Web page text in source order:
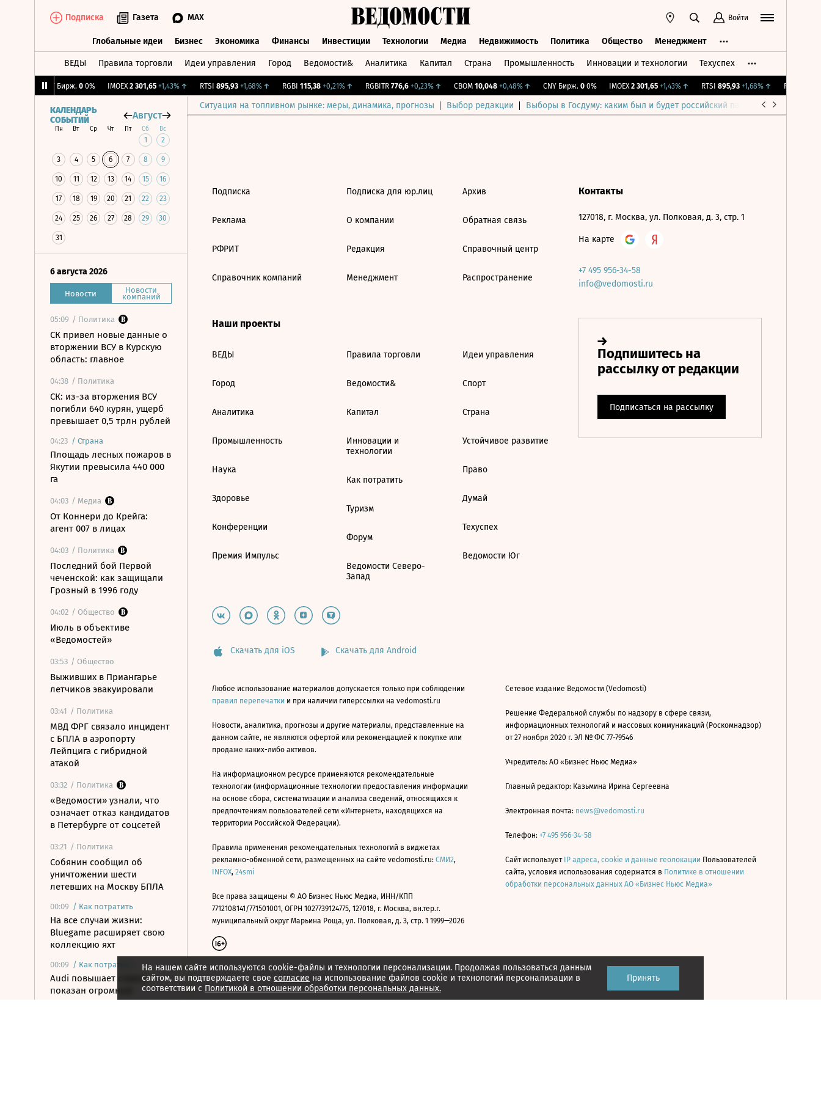
Подписка Газета MAX Войти
Глобальные идеи Бизнес Экономика Финансы Инвестиции Технологии Медиа Недвижимость Политика Общество Менеджмент
ВЕДЫ Правила торговли Идеи управления Город Ведомости& Аналитика Капитал Страна Промышленность Инновации и технологии Техуспех
CNY Бирж. 0 0% IMOEX 2 301,65 +1,43%↑ RTSI 895,93 +1,68%↑ RGBI 115,38 +0,21%↑ RGBITR 776,6 +0,23%↑ CBOM 10,048 +0,48%↑ CNY Бирж. 0 0% IMOEX 2 301,65 +1,43%↑ RTSI 895,93 +1,68%↑ RGBI
Ситуация на топливном рынке: меры, динамика, прогнозы Выбор редакции Выборы в Госдуму: каким был и будет российский парламент
КАЛЕНДАРЬ
СОБЫТИЙ
Август
Пн Вт Ср Чт Пт Сб Вс
1 2
3 4 5 6 7 8 9
10 11 12 13 14 15 16
17 18 19 20 21 22 23
24 25 26 27 28 29 30
31
6 августа 2026
Новости Новости
компаний
05:09 / Политика
СК привел новые данные о
вторжении ВСУ в Курскую
область: главное
04:38 / Политика
СК: из-за вторжения ВСУ
погибли 640 курян, ущерб
превышает 0,5 трлн рублей
04:23 / Страна
Площадь лесных пожаров в
Якутии превысила 440 000
га
04:03 / Медиа
От Коннери до Крейга:
агент 007 в лицах
04:03 / Политика
Последний бой Первой
чеченской: как защищали
Грозный в 1996 году
04:02 / Общество
Июль в объективе
«Ведомостей»
03:53 / Общество
Выживших в Приангарье
летчиков эвакуировали
03:41 / Политика
МВД ФРГ связало инцидент
с БПЛА в аэропорту
Лейпцига с гибридной
атакой
03:32 / Политика
«Ведомости» узнали, что
означает отказ кандидатов
в Петербурге от соцсетей
03:21 / Политика
Собянин сообщил об
уничтожении шести
летевших на Москву БПЛА
00:09 / Как потратить
На все случаи жизни:
Bluegame расширяет свою
коллекцию яхт
00:09 / Как потратить
Audi повышает ставки:
показан огромный
На нашем сайте используются cookie-файлы и технологии персонализации. Продолжая пользоваться данным
сайтом, вы подтверждаете свое согласие на использование файлов cookie и технологий персонализации в
соответствии с Политикой в отношении обработки персональных данных.
Принять
Подписка
Реклама
РФРИТ
Справочник компаний
Подписка для юр.лиц
О компании
Редакция
Менеджмент
Архив
Обратная связь
Справочный центр
Распространение
Наши проекты
ВЕДЫ
Город
Аналитика
Промышленность
Наука
Здоровье
Конференции
Премия Импульс
Правила торговли
Ведомости&
Капитал
Инновации и
технологии
Как потратить
Туризм
Форум
Ведомости Северо-
Запад
Идеи управления
Спорт
Страна
Устойчивое развитие
Право
Думай
Техуспех
Ведомости Юг
Контакты
127018, г. Москва, ул. Полковая, д. 3, стр. 1
На карте
+7 495 956-34-58
info@vedomosti.ru
Скачать для iOS Скачать для Android
Любое использование материалов допускается только при соблюдении
правил перепечатки и при наличии гиперссылки на vedomosti.ru
Новости, аналитика, прогнозы и другие материалы, представленные на
данном сайте, не являются офертой или рекомендацией к покупке или
продаже каких-либо активов.
На информационном ресурсе применяются рекомендательные
технологии (информационные технологии предоставления информации
на основе сбора, систематизации и анализа сведений, относящихся к
предпочтениям пользователей сети «Интернет», находящихся на
территории Российской Федерации).
Правила применения рекомендательных технологий в виджетах
рекламно-обменной сети, размещенных на сайте vedomosti.ru: СМИ2,
INFOX, 24smi
Все права защищены © АО Бизнес Ньюс Медиа, ИНН/КПП
7712108141/771501001, ОГРН 1027739124775, 127018, г. Москва, вн.тер.г.
муниципальный округ Марьина Роща, ул. Полковая, д. 3, стр. 1 1999—2026
Сетевое издание Ведомости (Vedomosti)
Решение Федеральной службы по надзору в сфере связи,
информационных технологий и массовых коммуникаций (Роскомнадзор)
от 27 ноября 2020 г. ЭЛ № ФС 77-79546
Учредитель: АО «Бизнес Ньюс Медиа»
Главный редактор: Казьмина Ирина Сергеевна
Электронная почта: news@vedomosti.ru
Телефон: +7 495 956-34-58
Сайт использует IP адреса, cookie и данные геолокации Пользователей
сайта, условия использования содержатся в Политике в отношении
обработки персональных данных АО «Бизнес Ньюс Медиа»